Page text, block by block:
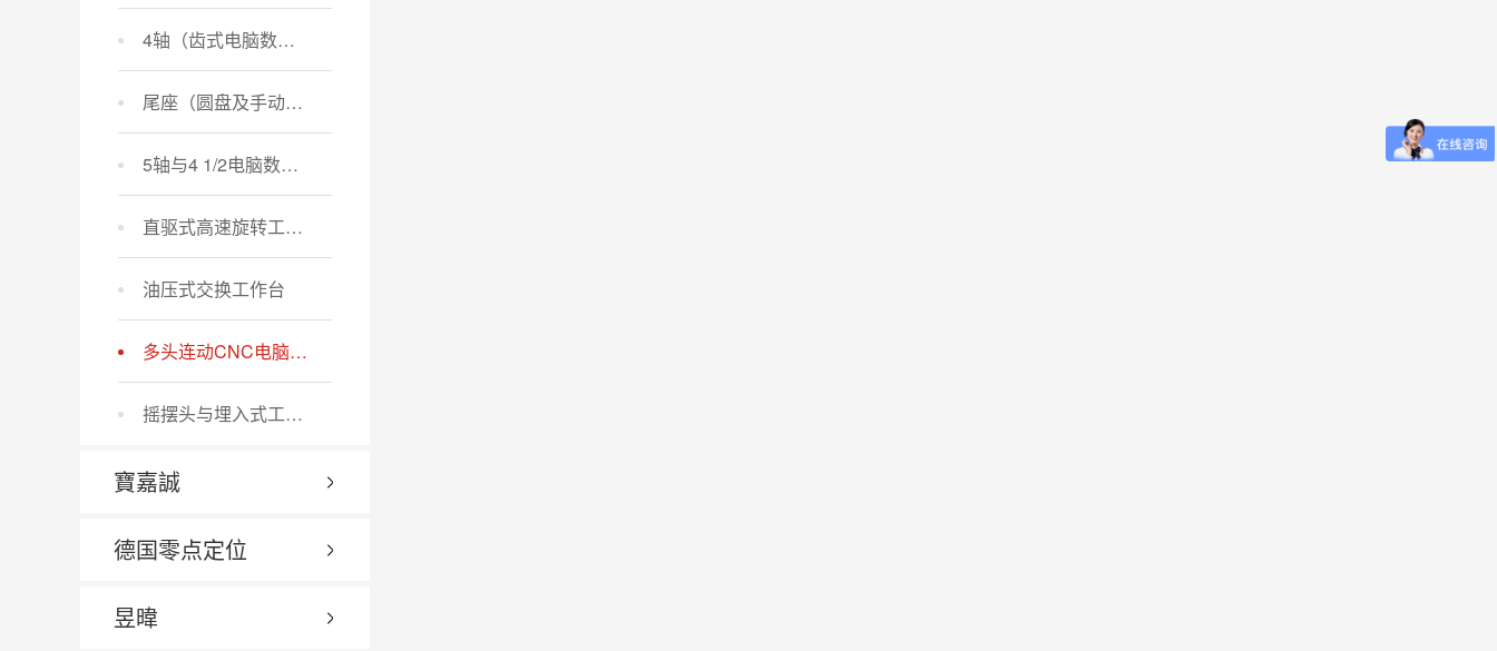
4轴（齿式电脑数控分度盘）
尾座（圆盘及手动刹车尾座）
5轴与4 1/2电脑数控分度盘
直驱式高速旋转工作台
油压式交换工作台
多头连动CNC电脑数控分度盘
摇摆头与埋入式工作台
寶嘉誠
德国零点定位
昱暐